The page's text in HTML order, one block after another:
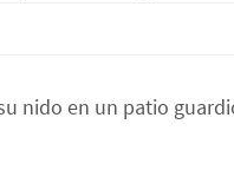
nido en un patio